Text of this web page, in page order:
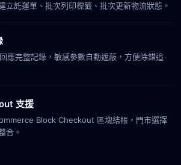
立託運單、批次列印標籤、批次更新物流狀態。
應完整記錄，敏感參數自動遮蔽，方便除錯追
支援
Block Checkout 區塊結帳，門市選擇
合。